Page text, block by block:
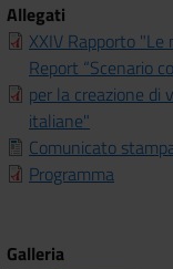
Allegati
XXIV Rapporto
Report “Scenario
per la creazione di
italiane"
Comunicato
Programma
Galleria